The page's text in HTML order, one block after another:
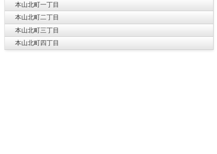
本山北町一丁目
本山北町二丁目
本山北町三丁目
本山北町四丁目